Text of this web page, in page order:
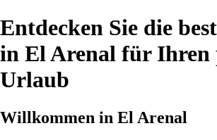
Entdecken Sie die
in El Arenal für Ihren
Urlaub
Willkommen in El Arenal